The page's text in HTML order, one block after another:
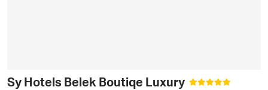
Sy Hotels Belek Boutiqe Luxury